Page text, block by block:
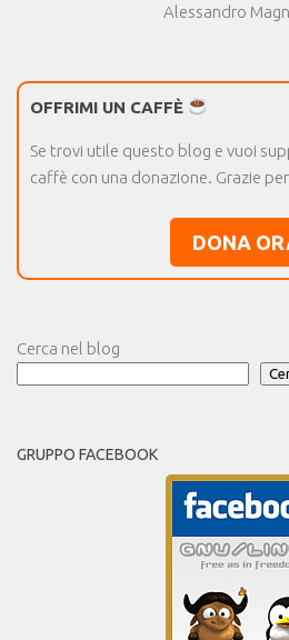
Alessandro
OFFRIMI UN CAFFÈ
Se trovi utile questo blog e vuoi
caffè con una donazione. Grazie
DONA
Cerca nel blog
GRUPPO FACEBOOK